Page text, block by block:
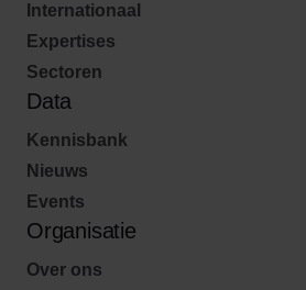
Internationaal
Expertises
Sectoren
Data
Kennisbank
Nieuws
Events
Organisatie
Over ons